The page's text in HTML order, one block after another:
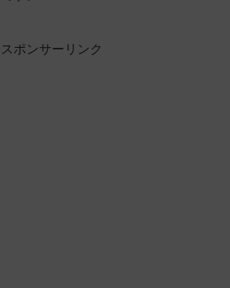
スポンサーリンク